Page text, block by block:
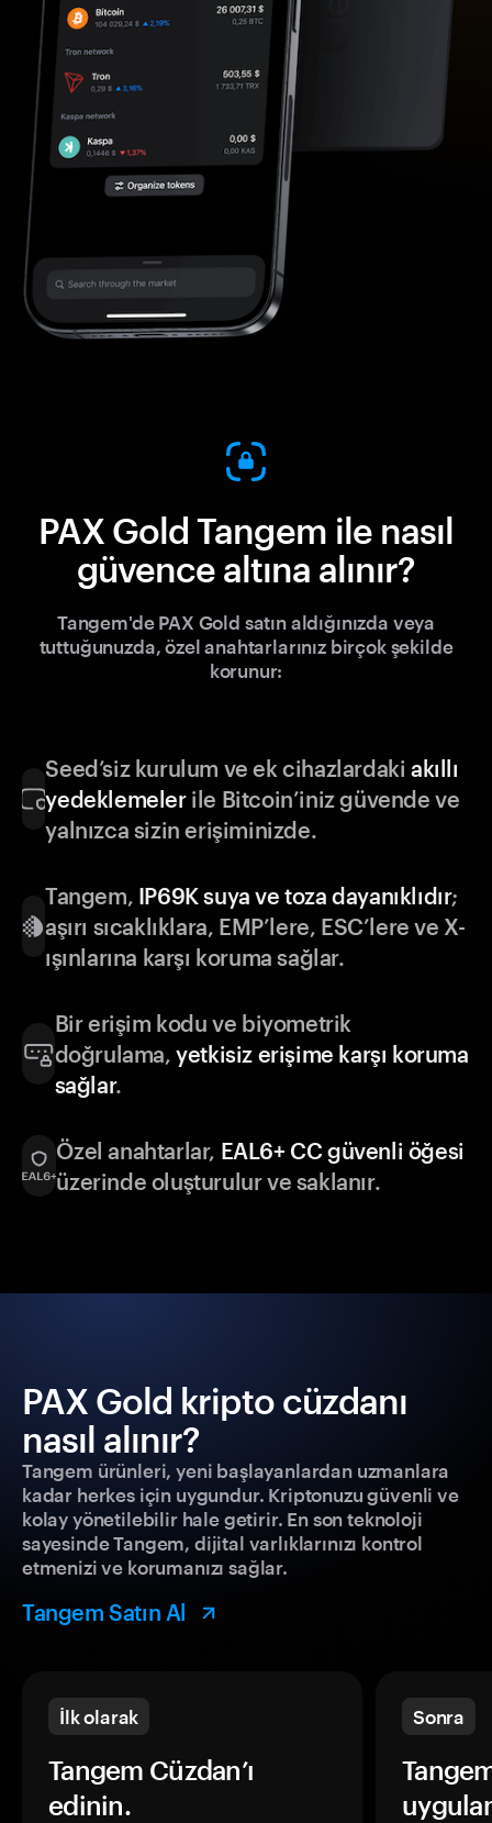
PAX Gold Tangem ile nasıl
güvence altına alınır?
Tangem'de PAX Gold satın aldığınızda veya
tuttuğunuzda, özel anahtarlarınız birçok şekilde
korunur:
Seed’siz kurulum ve ek cihazlardakiakıllı
yedeklemelerile Bitcoin’iniz güvende ve
yalnızca sizin erişiminizde.
Tangem, IP69K suya ve toza dayanıklıdır;
aşırı sıcaklıklara, EMP’lere, ESC’lere ve X-
ışınlarına karşı koruma sağlar.
Bir erişim kodu ve biyometrik
doğrulama,yetkisiz erişime karşı koruma
sağlar.
Özel anahtarlar, EAL6+ CC güvenli öğesi
üzerinde oluşturulur ve saklanır.
PAX Gold kripto cüzdanı
nasıl alınır?
Tangem ürünleri, yeni başlayanlardan uzmanlara
kadar herkes için uygundur. Kriptonuzu güvenli ve
kolay yönetilebilir hale getirir. En son teknoloji
sayesinde Tangem, dijital varlıklarınızı kontrol
etmenizi ve korumanızı sağlar.
Tangem Satın Al
İlk olarak
Tangem Cüzdan’ı
edinin.
Sonra